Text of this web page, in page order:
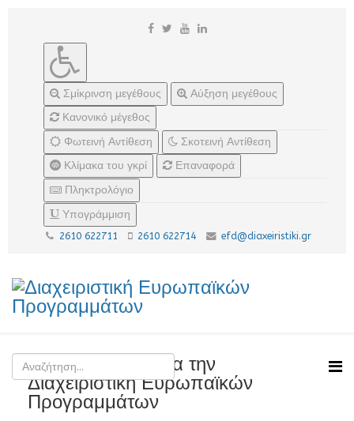
Σμίκρινση μεγέθους
Αύξηση μεγέθους
Κανονικό μέγεθος
Φωτεινή Αντίθεση
Σκοτεινή Αντίθεση
Κλίμακα του γκρί
Επαναφορά
Πληκτρολόγιο
Υπογράμμιση
2610 622711 2610 622714 efd@diaxeiristiki.gr
Νέο προεδρείο για την
Διαχειριστική Ευρωπαϊκών
Προγραμμάτων